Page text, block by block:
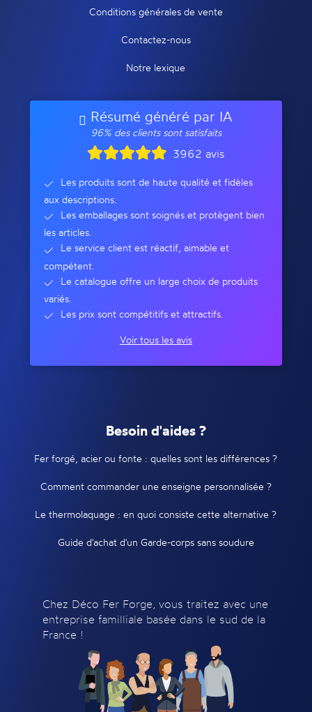
Conditions générales de vente
Contactez-nous
Notre lexique
Résumé généré par IA
96% des clients sont satisfaits
3962 avis
Les produits sont de haute qualité et fidèles
aux descriptions.
Les emballages sont soignés et protègent bien
les articles.
Le service client est réactif, aimable et
compétent.
Le catalogue offre un large choix de produits
variés.
Les prix sont compétitifs et attractifs.
Voir tous les avis
Besoin d'aides ?
Fer forgé, acier ou fonte : quelles sont les différences ?
Comment commander une enseigne personnalisée ?
Le thermolaquage : en quoi consiste cette alternative ?
Guide d'achat d'un Garde-corps sans soudure
Chez Déco Fer Forge, vous traitez avec une
entreprise familliale basée dans le sud de la
France !